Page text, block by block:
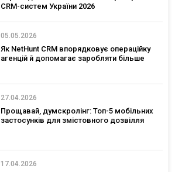
CRM-систем України 2026
05.05.2026
Як NetHunt CRM впорядковує операційку
агенцій й допомагає заробляти більше
27.04.2026
Прощавай, думскролінг: Топ-5 мобільних
застосунків для змістовного дозвілля
17.04.2026